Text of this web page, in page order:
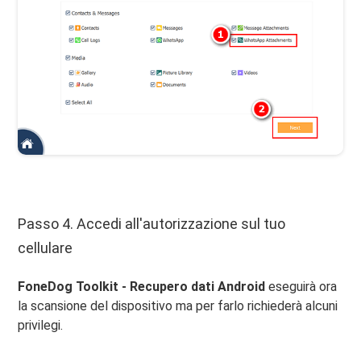
Passo 4. Accedi all'autorizzazione sul tuo
cellulare
FoneDog Toolkit - Recupero dati Android eseguirà ora
la scansione del dispositivo ma per farlo richiederà alcuni
privilegi.